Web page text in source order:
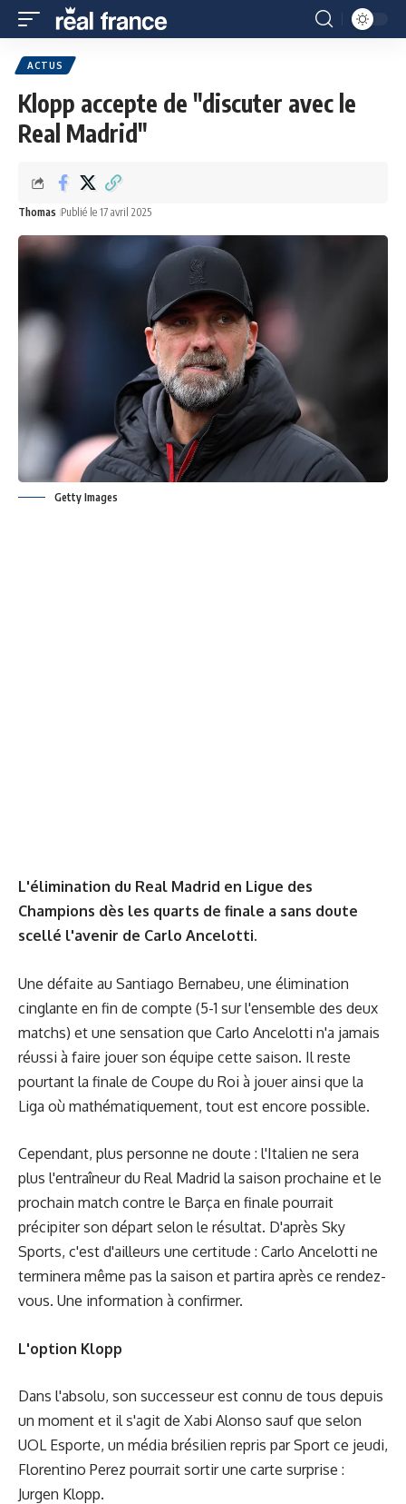
ACTUS
Klopp accepte de "discuter avec le
Real Madrid"
Thomas Publié le 17 avril 2025
Getty Images
L'élimination du Real Madrid en Ligue des
Champions dès les quarts de finale a sans doute
scellé l'avenir de Carlo Ancelotti.
Une défaite au Santiago Bernabeu, une élimination
cinglante en fin de compte (5-1 sur l'ensemble des deux
matchs) et une sensation que Carlo Ancelotti n'a jamais
réussi à faire jouer son équipe cette saison. Il reste
pourtant la finale de Coupe du Roi à jouer ainsi que la
Liga où mathématiquement, tout est encore possible.
Cependant, plus personne ne doute : l'Italien ne sera
plus l'entraîneur du Real Madrid la saison prochaine et le
prochain match contre le Barça en finale pourrait
précipiter son départ selon le résultat. D'après Sky
Sports, c'est d'ailleurs une certitude : Carlo Ancelotti ne
terminera même pas la saison et partira après ce rendez-
vous. Une information à confirmer.
L'option Klopp
Dans l'absolu, son successeur est connu de tous depuis
un moment et il s'agit de Xabi Alonso sauf que selon
UOL Esporte, un média brésilien repris par Sport ce jeudi,
Florentino Perez pourrait sortir une carte surprise :
Jurgen Klopp.